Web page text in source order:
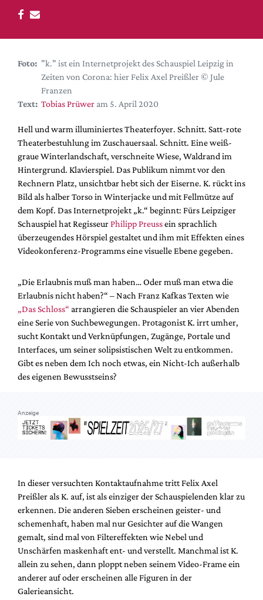
DdB-map
Festival-Planer
Hefte
Alle Hefte
Leseproben
Podcast
Service
Shop / Abo
Newsletter
Redaktion
Autor:innen
Partner
Suche
Foto: "k." ist ein Internetprojekt des Schauspiel Leipzig in
Zeiten von Corona: hier Felix Axel Preißler © Jule
Franzen
Text: Tobias Prüwer am 5. April 2020
Hell und warm illuminiertes Theaterfoyer. Schnitt. Satt-rote
Theaterbestuhlung im Zuschauersaal. Schnitt. Eine weiß-
graue Winterlandschaft, verschneite Wiese, Waldrand im
Hintergrund. Klavierspiel. Das Publikum nimmt vor den
Rechnern Platz, unsichtbar hebt sich der Eiserne. K. rückt ins
Bild als halber Torso in Winterjacke und mit Fellmütze auf
dem Kopf. Das Internetprojekt „k.“ beginnt: Fürs Leipziger
Schauspiel hat RegisseurPhilipp Preussein sprachlich
überzeugendes Hörspiel gestaltet und ihm mit Effekten eines
Videokonferenz-Programms eine visuelle Ebene gegeben.
„Die Erlaubnis muß man haben… Oder muß man etwa die
Erlaubnis nicht haben?“ – Nach Franz Kafkas Texten wie
„Das Schloss“ arrangieren die Schauspieler an vier Abenden
eine Serie von Suchbewegungen. Protagonist K. irrt umher,
sucht Kontakt und Verknüpfungen, Zugänge, Portale und
Interfaces, um seiner solipsistischen Welt zu entkommen.
Gibt es neben dem Ich noch etwas, ein Nicht-Ich außerhalb
des eigenen Bewusstseins?
Anzeige
In dieser versuchten Kontaktaufnahme tritt Felix Axel
Preißler als K. auf, ist als einziger der Schauspielenden klar zu
erkennen. Die anderen Sieben erscheinen geister- und
schemenhaft, haben mal nur Gesichter auf die Wangen
gemalt, sind mal von Filtereffekten wie Nebel und
Unschärfen maskenhaft ent- und verstellt. Manchmal ist K.
allein zu sehen, dann ploppt neben seinem Video-Frame ein
anderer auf oder erscheinen alle Figuren in der
Galerieansicht.